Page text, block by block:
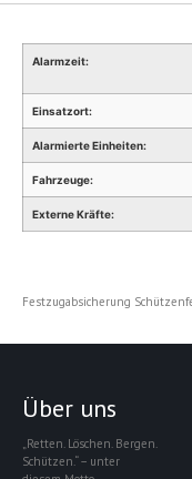
Alarmzeit:
Einsatzort:
Alarmierte Einheiten:
Fahrzeuge:
Externe Kräfte:
Festzugabsicherung
Über uns
„Retten. Löschen. Bergen.
Schützen.“ – unter